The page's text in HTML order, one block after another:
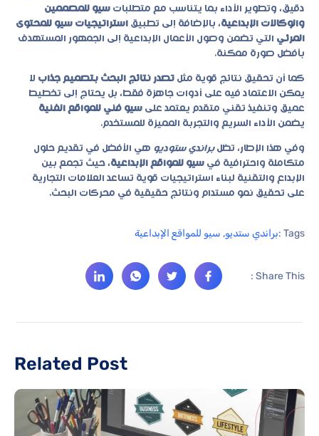
دقيق، وتطوير الأداء بما يتناسب مع متطلبات سيو للمصممين
والوكالات الإبداعية، بالإضافة إلى تطبيق استراتيجيات سيو للمحتوى
المرئي التي تضمن وصول الأعمال الإبداعية إلى الجمهور المستهدف
بأفضل صورة ممكنة.
كما أن تحقيق نتائج قوية مثل تصدر نتائج البحث بتصميم جذاب لا
يمكن الاعتماد فيه على أدوات جاهزة فقط، بل يحتاج إلى تخطيط
عميق وتنفيذ تقني متقدم يعتمد على سيو فني للمواقع الفنية
يضمن الأداء السريع والتجربة المميزة للمستخدم.
وفي هذا الإطار، تظلبراندي ستوديو هي الأفضل في تقديم حلول
متكاملة واحترافية في سيو للمواقع الإبداعية، حيث تجمع بين
الإبداع والتقنية لبناء استراتيجيات قوية تساعد العلامات التجارية
على تحقيق نمو مستدام ونتائج حقيقية في محركات البحث.
Tags : براندي ستديو, سيو للمواقع الإبداعية
Share This :
Related Post